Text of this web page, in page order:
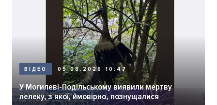
ВІДЕО 05.08.2026 10:47
У Могилеві-Подільському виявили мертву
лелеку, з якої, ймовірно, познущалися